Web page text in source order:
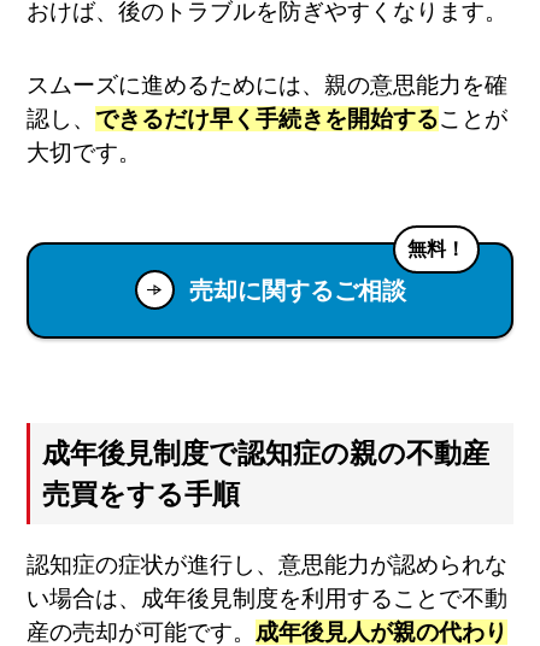
おけば、後のトラブルを防ぎやすくなります。
スムーズに進めるためには、親の意思能力を確
認し、できるだけ早く手続きを開始することが
大切です。
売却に関するご相談
無料！
成年後見制度で認知症の親の不動産
売買をする手順
認知症の症状が進行し、意思能力が認められな
い場合は、成年後見制度を利用することで不動
産の売却が可能です。 成年後見人が親の代わり